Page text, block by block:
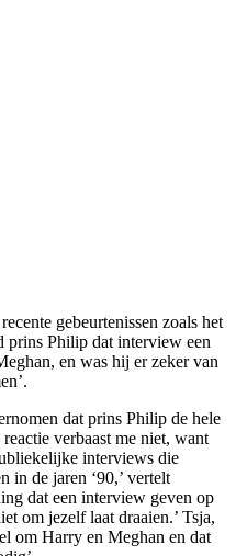
gebeurtenissen zoals het
prins Philip dat interview een
en was hij er zeker van
dat prins Philip de hele
verbaast me niet, want
interviews die
in de jaren ‘90,’ vertelt
dat een interview geven op
om jezelf laat draaien.’ Tsja,
om Harry en Meghan en dat